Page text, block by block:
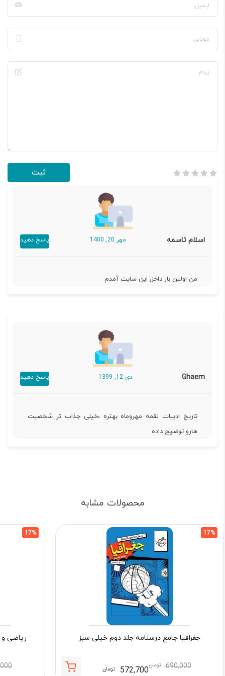
اسلام تاسمه مهر 20, 1400 پاسخ دهید
من اولین بار داخل این سایت آمدم
Ghaem دی 12, 1399 پاسخ دهید
تاریخ ادبیات لقمه مهروماه بهتره ،خیلی جذاب تر شخصیت
هارو توضیح داده
محصولات مشابه
17%
جغرافیا جامع درسنامه جلد دوم خیلی سبز
690,000 تومان572,700 تومان
17%
ریاضی و